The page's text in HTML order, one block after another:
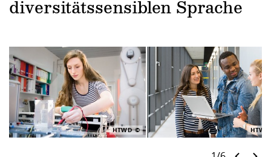
diversitätssensiblen Sprache
HTWD HTWD